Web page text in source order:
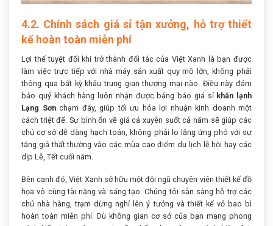
4.2. Chính sách giá sỉ tận xưởng, hỗ trợ thiết
kế hoàn toàn miễn phí
Lợi thế tuyệt đối khi trở thành đối tác của Việt Xanh là bạn được
làm việc trực tiếp với nhà máy sản xuất quy mô lớn, không phải
thông qua bất kỳ khâu trung gian thương mại nào. Điều này đảm
bảo quý khách hàng luôn nhận được bảng báo giá sỉ khăn lạnh
Lạng Sơnchạm đáy, giúp tối ưu hóa lợi nhuận kinh doanh một
cách triệt để. Sự bình ổn về giá cả xuyên suốt cả năm sẽ giúp các
chủ cơ sở dễ dàng hạch toán, không phải lo lắng ứng phó với sự
tăng giá thất thường vào các mùa cao điểm du lịch lễ hội hay các
dịp Lễ, Tết cuối năm.
Bên cạnh đó, Việt Xanh sở hữu một đội ngũ chuyên viên thiết kế đồ
họa vô cùng tài năng và sáng tạo. Chúng tôi sẵn sàng hỗ trợ các
chủ nhà hàng, trạm dừng nghỉ lên ý tưởng và thiết kế vỏ bao bì
hoàn toàn miễn phí. Dù không gian cơ sở của bạn mang phong